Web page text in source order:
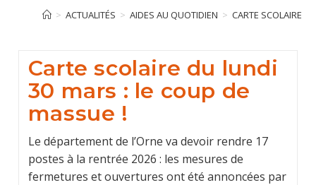
> ACTUALITÉS > AIDES AU QUOTIDIEN > CARTE SCOLAIRE
Carte scolaire du lundi
30 mars : le coup de
massue !
Le département de l’Orne va devoir rendre 17
postes à la rentrée 2026 : les mesures de
fermetures et ouvertures ont été annoncées par